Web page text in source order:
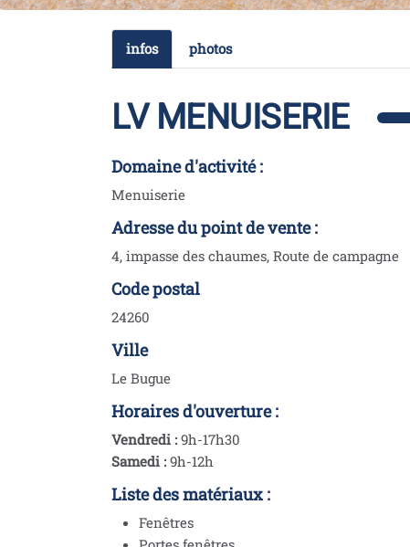
infos photos
LV MENUISERIE
Domaine d'activité :
Menuiserie
Adresse du point de vente :
4, impasse des chaumes, Route de campagne
Code postal
24260
Ville
Le Bugue
Horaires d'ouverture :
Vendredi : 9h-17h30
Samedi : 9h-12h
Liste des matériaux :
Fenêtres